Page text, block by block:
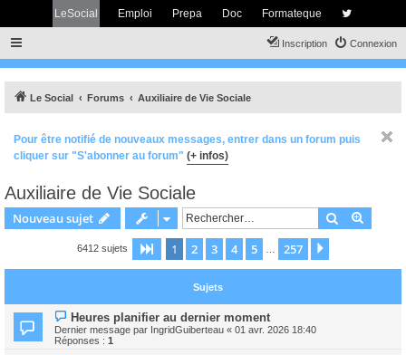
LeSocial Emploi Prepa Doc Formateque
Connexion
Inscription
Le Social Forums Auxiliaire de Vie Sociale
Pour être notifié de nouveaux messages, entrer dans un forum puis
cliquer sur "S'abonner au forum" (+ infos)
Auxiliaire de Vie Sociale
Nouveau sujet Rechercher
6412 sujets Page 1sur257
1 2 3 4 5 257
Sujets
Heures planifier au dernier moment
Dernier message par IngridGuiberteau « 01 avr. 2026 18:40
Réponses : 1